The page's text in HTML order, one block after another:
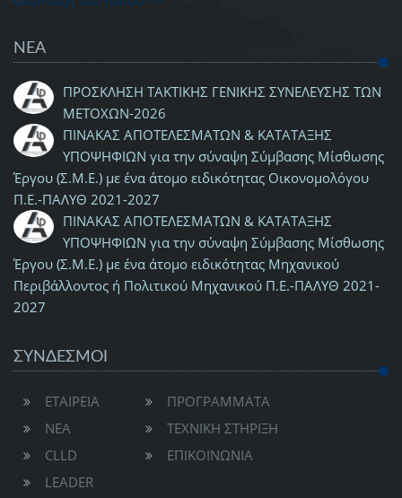
ΝΕΑ
ΠΡΟΣΚΛΗΣΗ ΤΑΚΤΙΚΗΣ ΓΕΝΙΚΗΣ ΣΥΝΕΛΕΥΣΗΣ ΤΩΝ
ΜΕΤΟΧΩΝ-2026
ΠΙΝΑΚΑΣ ΑΠΟΤΕΛΕΣΜΑΤΩΝ & ΚΑΤΑΤΑΞΗΣ
ΥΠΟΨΗΦΙΩΝ για την σύναψη Σύμβασης Μίσθωσης
Έργου (Σ.Μ.Ε.) με ένα άτομο ειδικότητας Οικονομολόγου
Π.Ε.-ΠΑΛΥΘ 2021-2027
ΠΙΝΑΚΑΣ ΑΠΟΤΕΛΕΣΜΑΤΩΝ & ΚΑΤΑΤΑΞΗΣ
ΥΠΟΨΗΦΙΩΝ για την σύναψη Σύμβασης Μίσθωσης
Έργου (Σ.Μ.Ε.) με ένα άτομο ειδικότητας Μηχανικού
Περιβάλλοντος ή Πολιτικού Μηχανικού Π.Ε.-ΠΑΛΥΘ 2021-
2027
ΣΥΝΔΕΣΜΟΙ
ΕΤΑΙΡΕΙΑ
ΝΕΑ
CLLD
LEADER
ΠΡΟΓΡΑΜΜΑΤΑ
ΤΕΧΝΙΚΗ ΣΤΗΡΙΞΗ
ΕΠΙΚΟΙΝΩΝΙΑ